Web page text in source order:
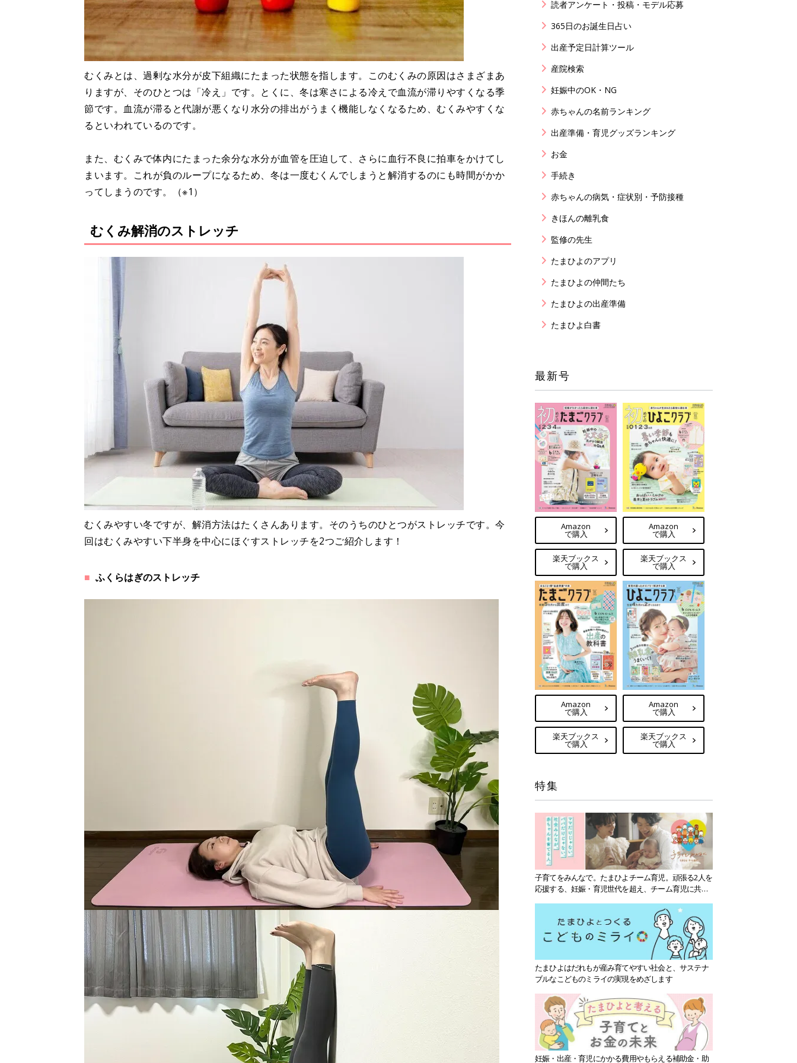
むくみとは、過剰な水分が皮下組織にたまった状態を指します。このむくみの原因はさまざまあ
りますが、そのひとつは「冷え」です。とくに、冬は寒さによる冷えで血流が滞りやすくなる季
節です。血流が滞ると代謝が悪くなり水分の排出がうまく機能しなくなるため、むくみやすくな
るといわれているのです。
また、むくみで体内にたまった余分な水分が血管を圧迫して、さらに血行不良に拍車をかけてし
まいます。これが負のループになるため、冬は一度むくんでしまうと解消するのにも時間がかか
ってしまうのです。（※1）
むくみ解消のストレッチ
むくみやすい冬ですが、解消方法はたくさんあります。そのうちのひとつがストレッチです。今
回はむくみやすい下半身を中心にほぐすストレッチを2つご紹介します！
ふくらはぎのストレッチ
読者アンケート・投稿・モデル応募
365日のお誕生日占い
出産予定日計算ツール
産院検索
妊娠中のOK・NG
赤ちゃんの名前ランキング
出産準備・育児グッズランキング
お金
手続き
赤ちゃんの病気・症状別・予防接種
きほんの離乳食
監修の先生
たまひよのアプリ
たまひよの仲間たち
たまひよの出産準備
たまひよ白書
最新号
Amazon
で購入
楽天ブックス
で購入
Amazon
で購入
楽天ブックス
で購入
Amazon
で購入
楽天ブックス
で購入
Amazon
で購入
楽天ブックス
で購入
特集
子育てをみんなで。たまひよチーム育児。頑張る2人を
応援する、妊娠・育児世代を超え、チーム育児に共感
たまひよはだれもが産み育てやすい社会と、サステナ
ブルなこどものミライの実現をめざします
妊娠・出産・育児にかかる費用やもらえる補助金・助